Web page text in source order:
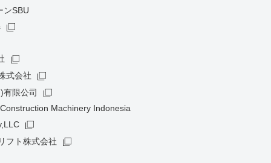
ンSBU
式会社
有限公司
Machinery Indonesia
フト株式会社